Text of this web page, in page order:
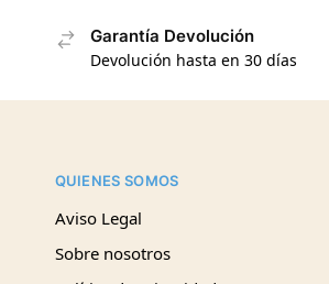
Garantía Devolución
Devolución hasta en 30 días
QUIENES SOMOS
Aviso Legal
Sobre nosotros